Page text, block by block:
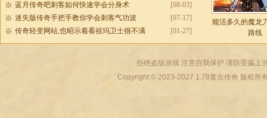
[08-03]
蓝月传奇吧刺客如何快速学会分身术
[07-17]
迷失版传奇手把手教你学会刺客气功波
[01-27]
传奇轻变网站,也昭示着看祖玛卫士很不满
能活多久的魔龙
路线
拒绝盗版游戏 注意自我保护 谨防受骗上
Copyright © 2023-2027 1.76复古传奇版权所